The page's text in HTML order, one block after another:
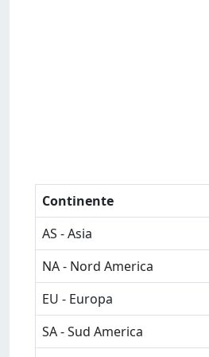
Continente
AS - Asia
NA - Nord America
EU - Europa
SA - Sud America